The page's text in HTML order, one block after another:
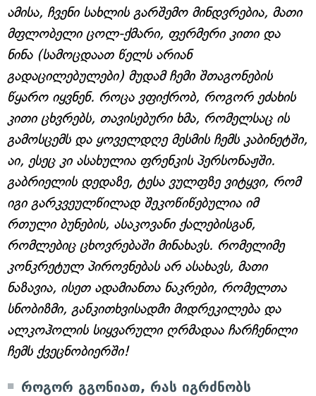
ამისა, ჩვენი სახლის გარშემო მინდვრებია, მათი
მფლობელი ცოლ-ქმარი, ფერმერი კითი და
ნინა (სამოცდაათ წელს არიან
გადაცილებულები) მუდამ ჩემი შთაგონების
წყარო იყვნენ. როცა ვფიქრობ, როგორ ეძახის
კითი ცხვრებს, თავისებური ხმა, რომელსაც ის
გამოსცემს და ყოველდღე მესმის ჩემს კაბინეტში,
აი, ესეც კი ასახულია ფრენკის პერსონაჟში.
გაბრიელის დედაზე, ტესა ვულფზე ვიტყვი, რომ
იგი გარკვეულწილად შეკოწიწებულია იმ
რთული ბუნების, ასაკოვანი ქალებისგან,
რომლებიც ცხოვრებაში მინახავს. რომელიმე
კონკრეტულ პიროვნებას არ ასახავს, მათი
ნაზავია, ისეთ ადამიანთა ნაკრები, რომელთა
სნობიზმი, განკითხვისადმი მიდრეკილება და
ალკოჰოლის სიყვარული ღრმადაა ჩარჩენილი
ჩემს ქვეცნობიერში!
როგორ გგონიათ, რას იგრძნობს